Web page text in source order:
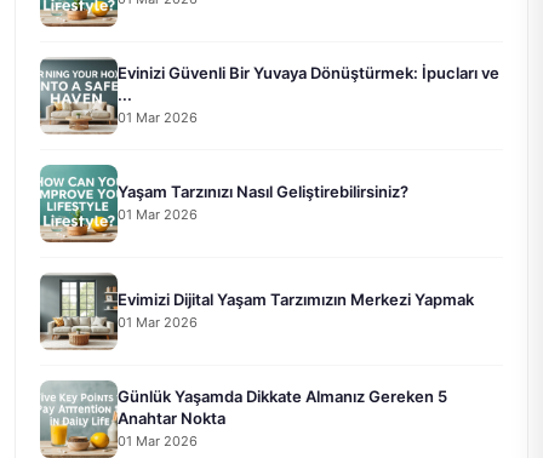
Evinizi Güvenli Bir Yuvaya Dönüştürmek: İpucları ve
...
01 Mar 2026
Yaşam Tarzınızı Nasıl Geliştirebilirsiniz?
01 Mar 2026
Evimizi Dijital Yaşam Tarzımızın Merkezi Yapmak
01 Mar 2026
Günlük Yaşamda Dikkate Almanız Gereken 5
Anahtar Nokta
01 Mar 2026